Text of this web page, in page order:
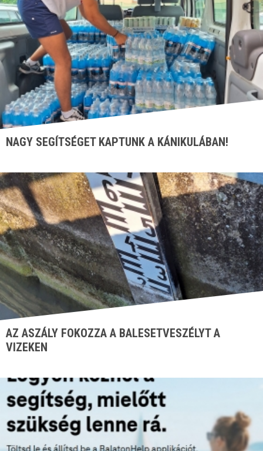
NAGY SEGÍTSÉGET KAPTUNK A KÁNIKULÁBAN!
AZ ASZÁLY FOKOZZA A BALESETVESZÉLYT A
VIZEKEN